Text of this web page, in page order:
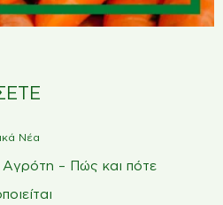
Νέα
– Πώς και πότε